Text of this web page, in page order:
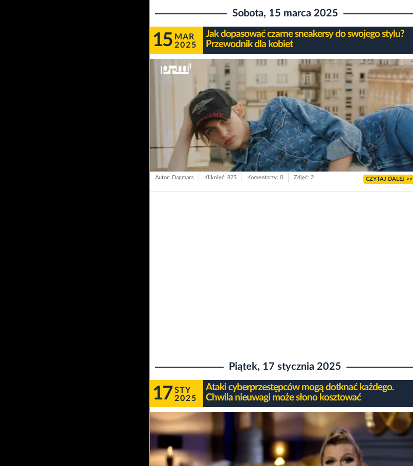
Sobota, 15 marca 2025
15 MAR
2025
Jak dopasować czarne sneakersy do swojego stylu?
Przewodnik dla kobiet
Autor: Dagmara Kliknięć: 825 Komentarzy: 0 Zdjęć: 2 CZYTAJ DALEJ >>
Piątek, 17 stycznia 2025
17 STY
2025
Ataki cyberprzestępców mogą dotknać każdego.
Chwila nieuwagi może słono kosztować